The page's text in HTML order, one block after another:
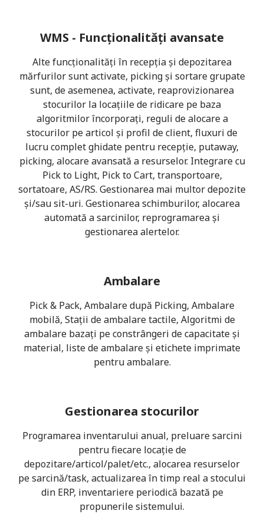
WMS - Funcționalități avansate
Alte funcționalități în recepția și depozitarea
mărfurilor sunt activate, picking și sortare grupate
sunt, de asemenea, activate, reaprovizionarea
stocurilor la locațiile de ridicare pe baza
algoritmilor încorporați, reguli de alocare a
stocurilor pe articol și profil de client, fluxuri de
lucru complet ghidate pentru recepție, putaway,
picking, alocare avansată a resurselor. Integrare cu
Pick to Light, Pick to Cart, transportoare,
sortatoare, AS/RS. Gestionarea mai multor depozite
și/sau sit-uri. Gestionarea schimburilor, alocarea
automată a sarcinilor, reprogramarea și
gestionarea alertelor.
Ambalare
Pick & Pack, Ambalare după Picking, Ambalare
mobilă, Stații de ambalare tactile, Algoritmi de
ambalare bazați pe constrângeri de capacitate și
material, liste de ambalare și etichete imprimate
pentru ambalare.
Gestionarea stocurilor
Programarea inventarului anual, preluare sarcini
pentru fiecare locație de
depozitare/articol/palet/etc., alocarea resurselor
pe sarcină/task, actualizarea în timp real a stocului
din ERP, inventariere periodică bazată pe
propunerile sistemului.